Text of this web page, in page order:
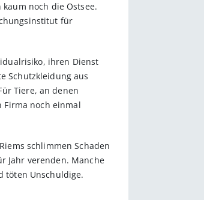
noch die Ostsee.
für
ihren Dienst
Schutzkleidung aus
Tiere, an denen
Firma noch einmal
schlimmen Schaden
Jahr verenden. Manche
töten Unschuldige.